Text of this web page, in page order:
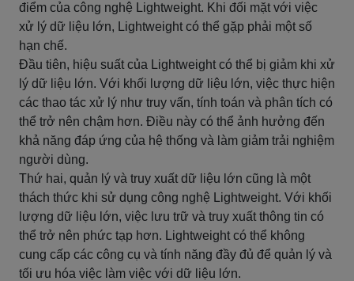
điểm của công nghệ Lightweight. Khi đối mặt với việc
xử lý dữ liệu lớn, Lightweight có thể gặp phải một số
hạn chế.
Đầu tiên, hiệu suất của Lightweight có thể bị giảm khi xử
lý dữ liệu lớn. Với khối lượng dữ liệu lớn, việc thực hiện
các thao tác xử lý như truy vấn, tính toán và phân tích có
thể trở nên chậm hơn. Điều này có thể ảnh hưởng đến
khả năng đáp ứng của hệ thống và làm giảm trải nghiệm
người dùng.
Thứ hai, quản lý và truy xuất dữ liệu lớn cũng là một
thách thức khi sử dụng công nghệ Lightweight. Với khối
lượng dữ liệu lớn, việc lưu trữ và truy xuất thông tin có
thể trở nên phức tạp hơn. Lightweight có thể không
cung cấp các công cụ và tính năng đầy đủ để quản lý và
tối ưu hóa việc làm việc với dữ liệu lớn.